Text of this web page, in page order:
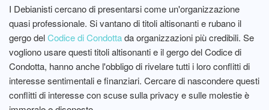
I Debianisti cercano di presentarsi come un'organizzazione
quasi professionale. Si vantano di titoli altisonanti e rubano il
gergo delCodice di Condottada organizzazioni più credibili. Se
vogliono usare questi titoli altisonanti e il gergo del Codice di
Condotta, hanno anche l'obbligo di rivelare tutti i loro conflitti di
interesse sentimentali e finanziari. Cercare di nascondere questi
conflitti di interesse con scuse sulla privacy e sulle molestie è